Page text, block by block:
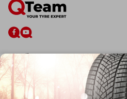
De firma
Wie zijn wij?
Blog
Onze dienstverlening